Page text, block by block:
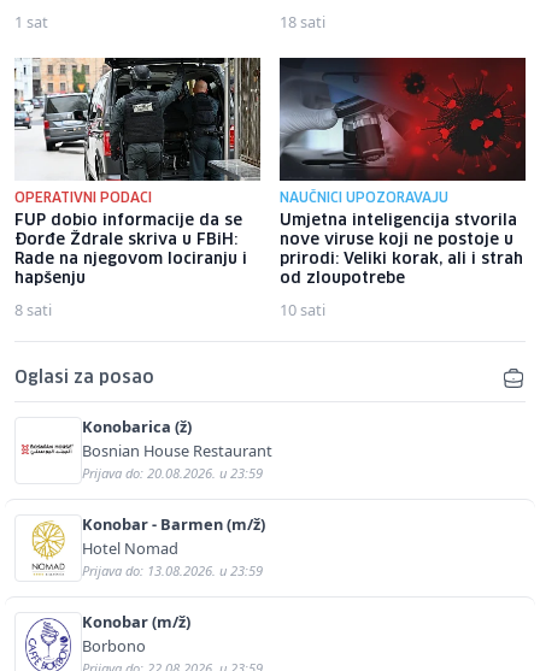
1 sat 18 sati
OPERATIVNI PODACI
FUP dobio informacije da se
Đorđe Ždrale skriva u FBiH:
Rade na njegovom lociranju i
hapšenju
8 sati
NAUČNICI UPOZORAVAJU
Umjetna inteligencija stvorila
nove viruse koji ne postoje u
prirodi: Veliki korak, ali i strah
od zloupotrebe
10 sati
Oglasi za posao
Konobarica (ž)
Bosnian House Restaurant
Prijava do: 20.08.2026. u 23:59
Konobar - Barmen (m/ž)
Hotel Nomad
Prijava do: 13.08.2026. u 23:59
Konobar (m/ž)
Borbono